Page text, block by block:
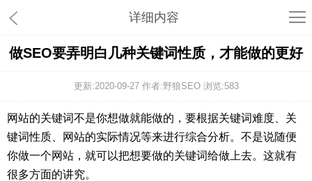
详细内容
做SEO要弄明白几种关键词性质，才能做的更好
更新:2020-09-27 作者:野狼SEO 浏览:583
网站的关键词不是你想做就能做的，要根据关键词难度、关
键词性质、网站的实际情况等来进行综合分析。不是说随便
你做一个网站，就可以把想要做的关键词给做上去。这就有
很多方面的讲究。